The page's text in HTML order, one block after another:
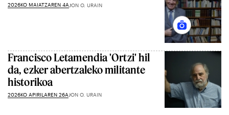
2026KO MAIATZAREN 4A JON O. URAIN
Francisco Letamendia 'Ortzi' hil
da, ezker abertzaleko militante
historikoa
2026KO APIRILAREN 26A JON O. URAIN